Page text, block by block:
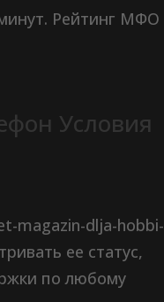
Рейтинг МФО
Условия
magazin-dlja-hobbi-
ее статус,
по любому